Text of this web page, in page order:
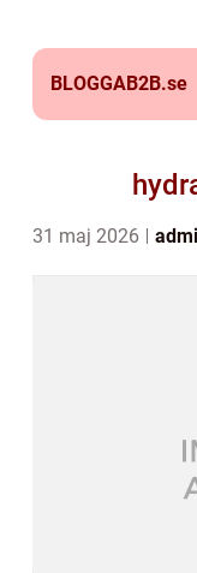
BLOGGAB2B.se
31 maj 2026